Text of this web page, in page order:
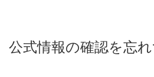
公式情報の確認を忘